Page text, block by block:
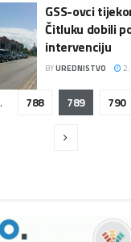
GSS-ovci
Čitluku dobili
intervenciju
BYUREDNISTVO 2.
788 789 790